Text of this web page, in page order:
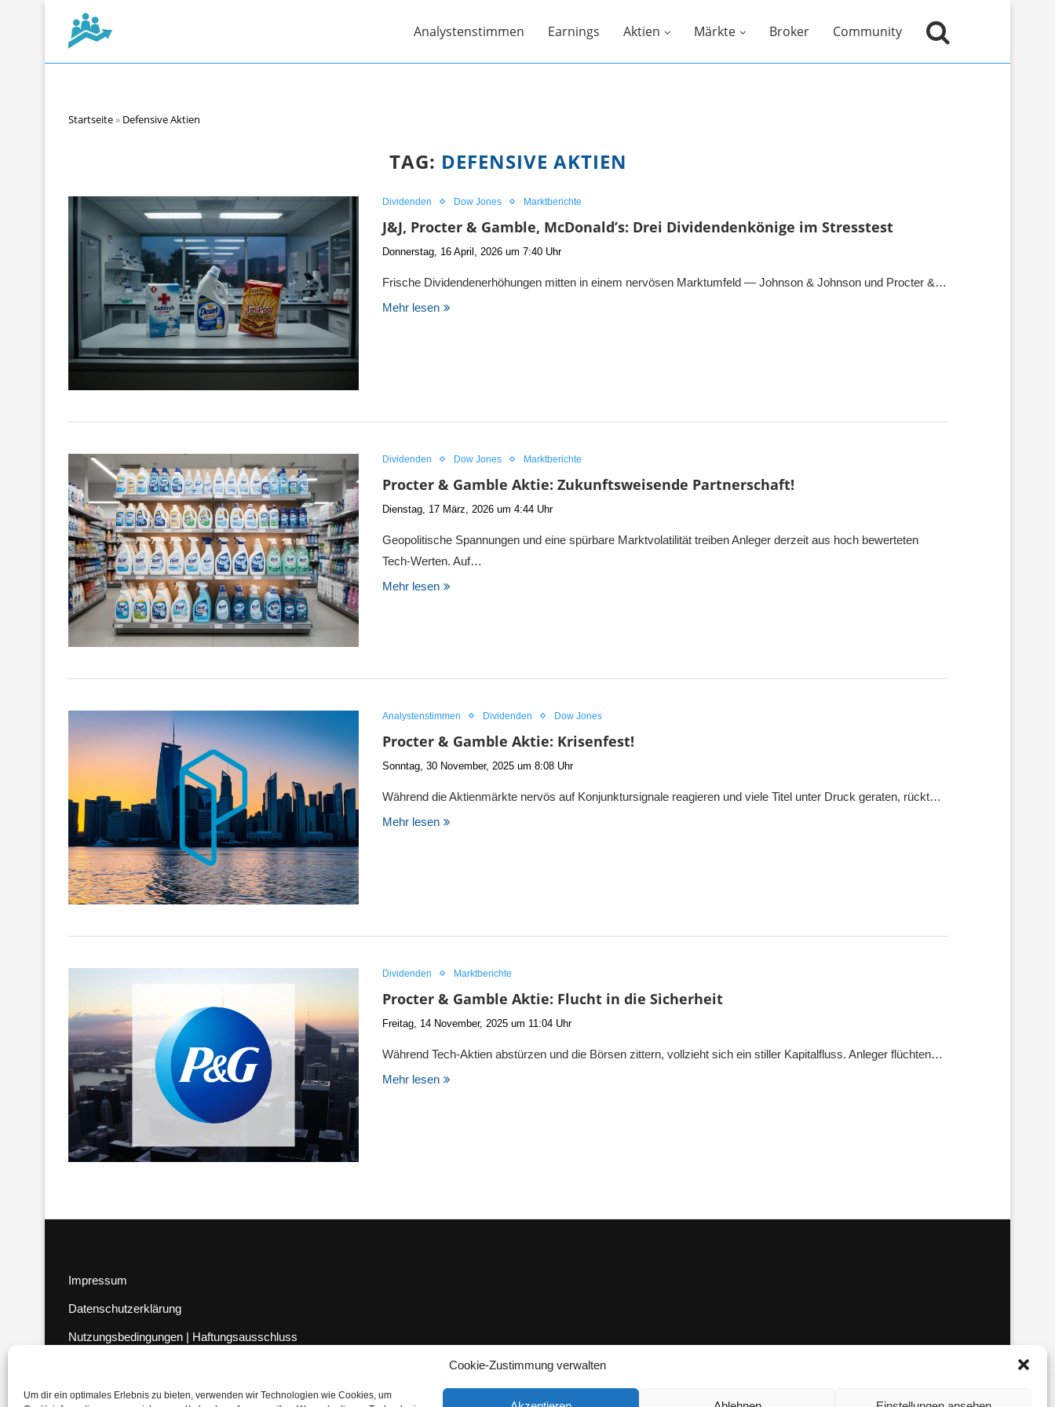
Cookie-Zustimmung verwalten
Um dir ein optimales Erlebnis zu bieten, verwenden wir Technologien wie Cookies, um
Analystenstimmen Earnings Aktien Märkte Broker Community
Startseite» Defensive Aktien
TAG: DEFENSIVE AKTIEN
Dividenden Dow Jones Marktberichte
J&J, Procter & Gamble, McDonald’s: Drei Dividendenkönige im Stresstest
Donnerstag, 16 April, 2026 um 7:40 Uhr
Frische Dividendenerhöhungen mitten in einem nervösen Marktumfeld — Johnson & Johnson und Procter &…
Mehr lesen
Dividenden Dow Jones Marktberichte
Procter & Gamble Aktie: Zukunftsweisende Partnerschaft!
Dienstag, 17 März, 2026 um 4:44 Uhr
Geopolitische Spannungen und eine spürbare Marktvolatilität treiben Anleger derzeit aus hoch bewerteten
Tech-Werten. Auf…
Mehr lesen
Analystenstimmen Dividenden Dow Jones
Procter & Gamble Aktie: Krisenfest!
Sonntag, 30 November, 2025 um 8:08 Uhr
Während die Aktienmärkte nervös auf Konjunktursignale reagieren und viele Titel unter Druck geraten, rückt…
Mehr lesen
Dividenden Marktberichte
Procter & Gamble Aktie: Flucht in die Sicherheit
Freitag, 14 November, 2025 um 11:04 Uhr
Während Tech-Aktien abstürzen und die Börsen zittern, vollzieht sich ein stiller Kapitalfluss. Anleger flüchten…
Mehr lesen
Impressum
Datenschutzerklärung
Nutzungsbedingungen | Haftungsausschluss
Compliance Regeln|AGB